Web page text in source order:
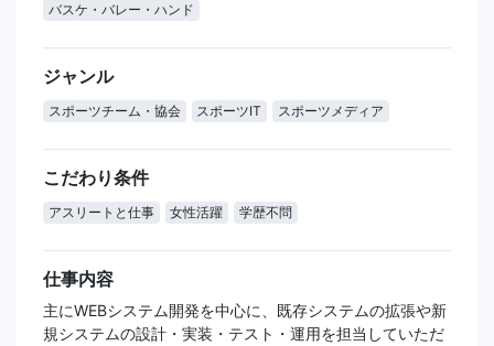
バスケ・バレー・ハンド
ジャンル
スポーツチーム・協会 スポーツIT スポーツメディア
こだわり条件
アスリートと仕事 女性活躍 学歴不問
仕事内容
主にWEBシステム開発を中心に、既存システムの拡張や新
規システムの設計・実装・テスト・運用を担当していただ